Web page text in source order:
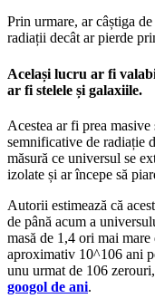
Prin urmare, ar câștiga
radiații decât ar pierde
Același lucru ar fi
ar fi stelele și galaxiile.
Acestea ar fi prea
semnificative de radiație
măsură ce universul se
izolate și ar începe să
Autorii estimează că
de până acum a
masă de 1,4 ori mai
aproximativ 10^106 ani
unu urmat de 106
googol de ani.